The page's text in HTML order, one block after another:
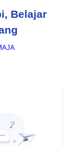
Belajar